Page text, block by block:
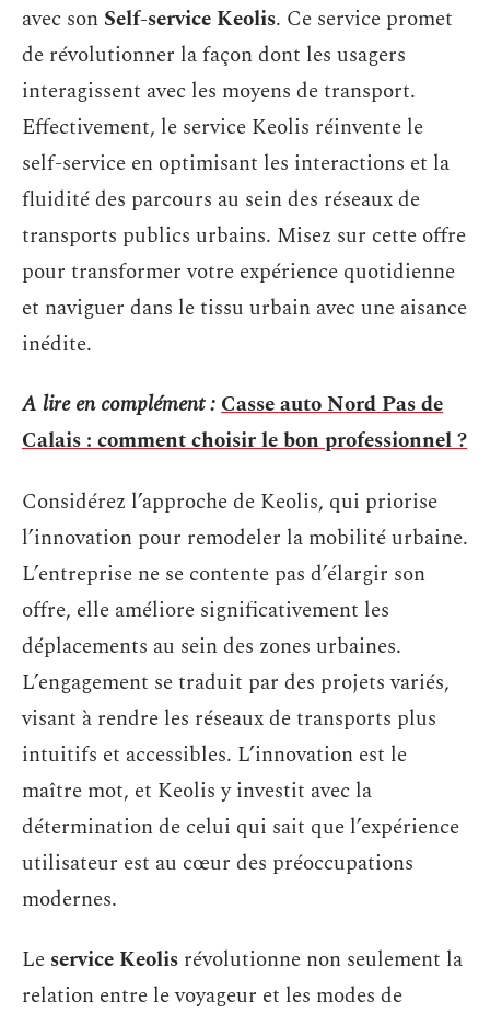
avec son Self-service Keolis. Ce service promet
de révolutionner la façon dont les usagers
interagissent avec les moyens de transport.
Effectivement, le service Keolis réinvente le
self-service en optimisant les interactions et la
fluidité des parcours au sein des réseaux de
transports publics urbains. Misez sur cette offre
pour transformer votre expérience quotidienne
et naviguer dans le tissu urbain avec une aisance
inédite.
A lire en complément :Casse auto Nord Pas de
Calais : comment choisir le bon professionnel ?
Considérez l’approche de Keolis, qui priorise
l’innovation pour remodeler la mobilité urbaine.
L’entreprise ne se contente pas d’élargir son
offre, elle améliore significativement les
déplacements au sein des zones urbaines.
L’engagement se traduit par des projets variés,
visant à rendre les réseaux de transports plus
intuitifs et accessibles. L’innovation est le
maître mot, et Keolis y investit avec la
détermination de celui qui sait que l’expérience
utilisateur est au cœur des préoccupations
modernes.
Le service Keolis révolutionne non seulement la
relation entre le voyageur et les modes de